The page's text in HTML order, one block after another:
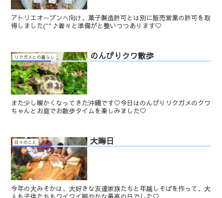
アトリエオープンへ向け、菓子製造許可とは別に販売営業の許可を取
得しました(^^♪着々と準備がと整いつつあります♡
リクガメとの暮らし のんびりクワ散歩
また少し暖かくなってきた沖縄です♡今日はのんびりリクガメのクワ
ちゃんとお庭でお散歩タイムを楽しみました♡
日々のこと 大晦日
今年の大みそかは、大好きな友達家族たちと年越しそばを作って、大